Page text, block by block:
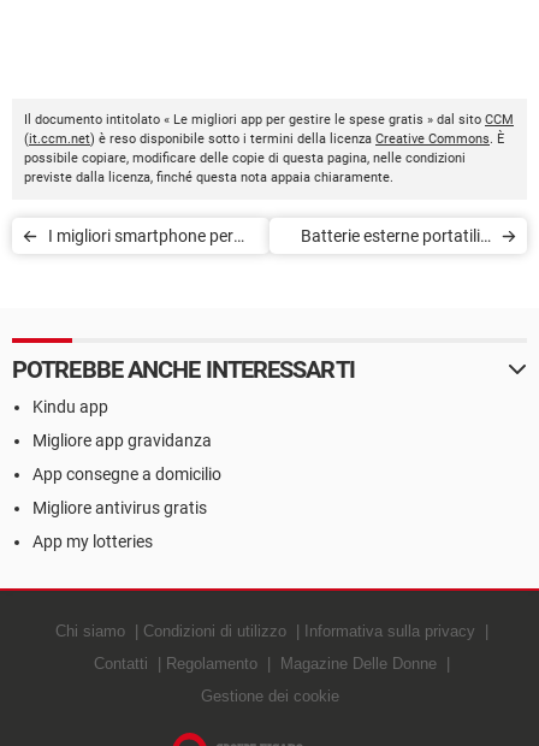
Il documento intitolato « Le migliori app per gestire le spese gratis » dal sito CCM
(it.ccm.net) è reso disponibile sotto i termini della licenza Creative Commons. È
possibile copiare, modificare delle copie di questa pagina, nelle condizioni
previste dalla licenza, finché questa nota appaia chiaramente.
I migliori smartphone per
Batterie esterne portatili: i
POTREBBE ANCHE INTERESSARTI
Kindu app
Migliore app gravidanza
App consegne a domicilio
Migliore antivirus gratis
App my lotteries
Chi siamo Condizioni di utilizzo
Informativa sulla privacy
Contatti
Regolamento
Magazine Delle Donne
Gestione dei cookie